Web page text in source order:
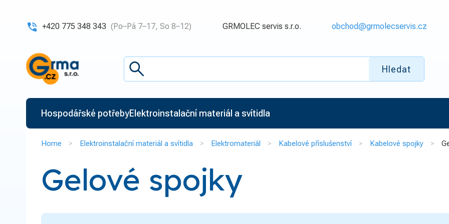
+420 775 348 343 (Po–Pá 7–17, So 8–12) GRMOLEC servis s.r.o. obchod@grmolecservis.cz
Hledat
Hospodářské potřebyElektroinstalační materiál a svítidla
Home Elektroinstalační materiál a svítidla Elektromateriál Kabelové příslušenství Kabelové spojky
Gelové spojky